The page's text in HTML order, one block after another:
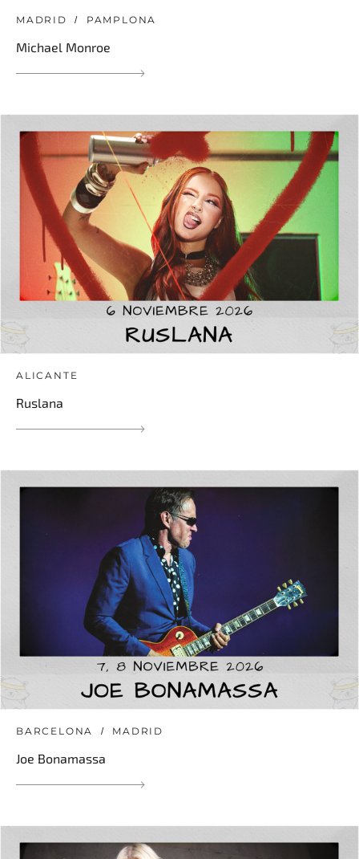
MADRID PAMPLONA
Michael Monroe
ALICANTE
Ruslana
BARCELONA MADRID
Joe Bonamassa